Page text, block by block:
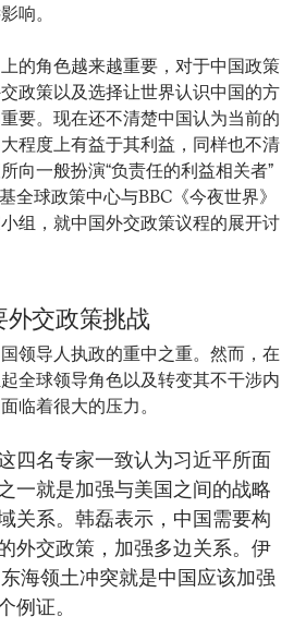
响。
的角色越来越重要，对于中国政策
政策以及选择让世界认识中国的方
要。现在还不清楚中国认为当前的
程度上有益于其利益，同样也不清
向一般扮演“负责任的利益相关者”
全球政策中心与BBC《今夜世界》
组，就中国外交政策议程的展开讨
外交政策挑战
领导人执政的重中之重。然而，在
全球领导角色以及转变其不干涉内
临着很大的压力。
四名专家一致认为习近平所面
一就是加强与美国之间的战略
关系。韩磊表示，中国需要构
外交政策，加强多边关系。伊
海领土冲突就是中国应该加强
例证。